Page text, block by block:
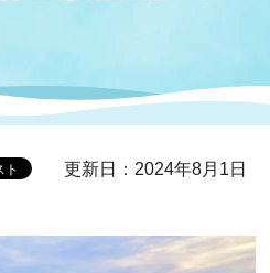
更新日：2024年8月1日